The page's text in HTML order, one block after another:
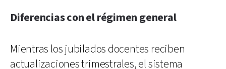
Diferencias con el régimen general
Mientras los jubilados docentes reciben
actualizaciones trimestrales, el sistema